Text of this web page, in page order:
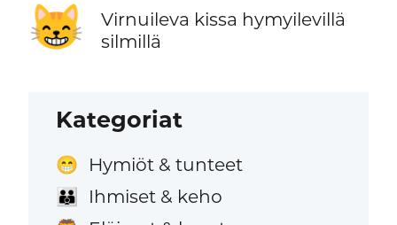
😸
Virnuileva kissa hymyilevillä
silmillä
Kategoriat
😁 Hymiöt & tunteet
👪 Ihmiset & keho